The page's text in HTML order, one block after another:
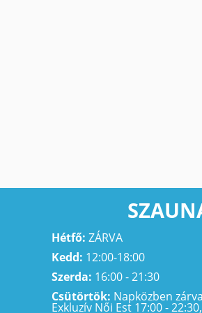
Hétfő: ZÁRVA
Kedd: 12:00-18:00
Szerda: 16:00 - 21:30
Csütörtök: Napközben
Exkluzív Női Est 17:00 -